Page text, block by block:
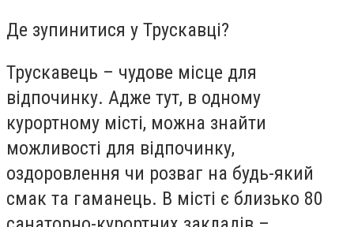
Де зупинитися у Трускавці?
Трускавець – чудове місце для
відпочинку. Адже тут, в одному
курортному місті, можна знайти
можливості для відпочинку,
оздоровлення чи розваг на будь-який
смак та гаманець. В місті є близько 80